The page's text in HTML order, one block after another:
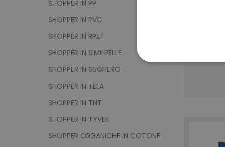
SHOPPER IN PP
SHOPPER IN PVC
SHOPPER IN RPET
SHOPPER IN SIMILPELLE
SHOPPER IN SUGHERO
SHOPPER IN TELA
SHOPPER IN TNT
SHOPPER IN TYVEK
SHOPPER ORGANICHE IN COTONE